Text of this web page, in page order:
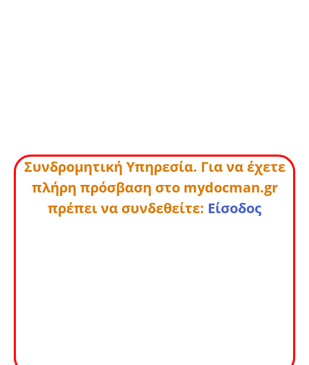
Συνδρομητική Υπηρεσία. Για να έχετε
πλήρη πρόσβαση στο mydocman.gr
πρέπει να συνδεθείτε: Είσοδος